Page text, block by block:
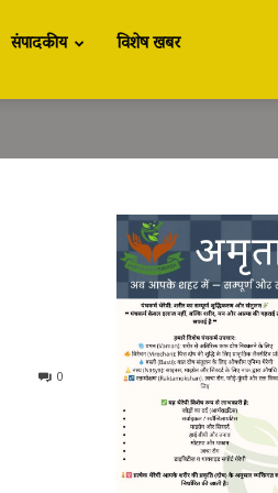
संपादकीय विशेष खबर
0